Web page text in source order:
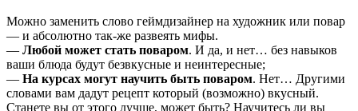
Можно заменить слово геймдизайнер на художник или повар
— и абсолютно так-же развеять мифы.
— Любой может стать поваром. И да, и нет… без навыков
ваши блюда будут безвкусные и неинтересные;
— На курсах могут научить быть поваром. Нет… Другими
словами вам дадут рецепт который (возможно) вкусный.
Станете вы от этого лучше, может быть? Научитесь ли вы